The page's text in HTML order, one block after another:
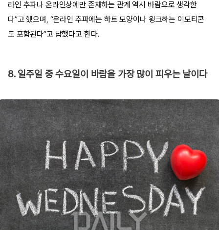
라인 추파나 온라인상에만 존재하는 관계 역시 바람으로 생각한
다”고 했으며, “온라인 추파에는 하트 모양이나 윙크하는 이모티콘
도 포함된다”고 답했다고 한다.
8. 일주일 중 수요일이 바람을 가장 많이 피우는 날이다